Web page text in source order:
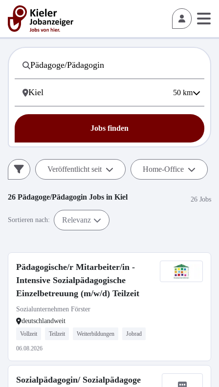
50 km
Jobs finden
Veröffentlicht seit Home-Office
26 Pädagoge/Pädagogin Jobs in Kiel 26 Jobs
Sortieren nach: Relevanz
Pädagogische/r Mitarbeiter/in -
Intensive Sozialpädagogische
Einzelbetreuung (m/w/d) Teilzeit
Sozialunternehmen Förster
deutschlandweit
Vollzeit Teilzeit Weiterbildungen Jobrad
06.08.2026
Sozialpädagogin/ Sozialpädagoge